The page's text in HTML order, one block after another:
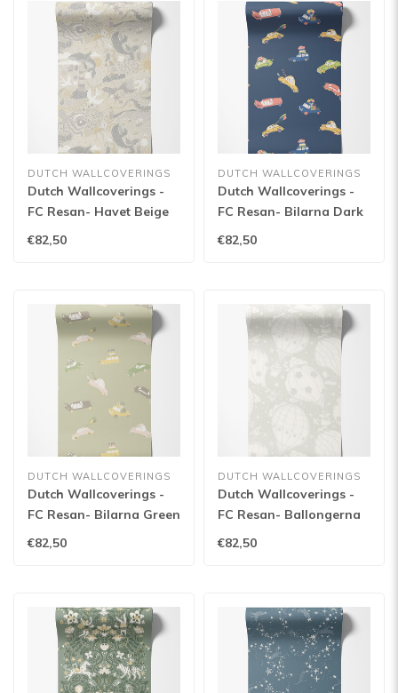
DUTCH WALLCOVERINGS
Dutch Wallcoverings -
FC Resan- Havet Beige
grey - 29016
€82,50
DUTCH WALLCOVERINGS
Dutch Wallcoverings -
FC Resan- Bilarna Dark
blue - 29014
€82,50
DUTCH WALLCOVERINGS
Dutch Wallcoverings -
FC Resan- Bilarna Green
- 29012
€82,50
DUTCH WALLCOVERINGS
Dutch Wallcoverings -
FC Resan- Ballongerna
Grey - 29001
€82,50